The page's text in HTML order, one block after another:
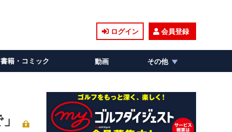
ログイン 会員登録
書籍・コミック 動画 その他